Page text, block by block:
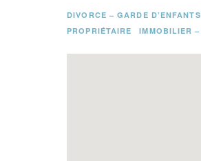
DIVORCE – GARDE D’ENFANTS
PROPRIÉTAIRE
IMMOBILIER